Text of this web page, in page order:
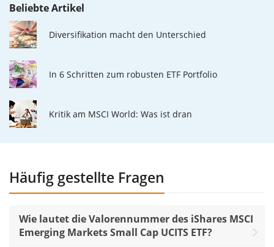
Beliebte Artikel
Diversifikation macht den Unterschied
In 6 Schritten zum robusten ETF Portfolio
Kritik am MSCI World: Was ist dran
Häufig gestellte Fragen
Wie lautet die Valorennummer des iShares MSCI
Emerging Markets Small Cap UCITS ETF?